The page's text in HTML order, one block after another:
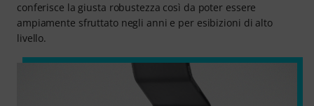
conferisce la giusta robustezza così da poter essere
ampiamente sfruttato negli anni e per esibizioni di alto
livello.